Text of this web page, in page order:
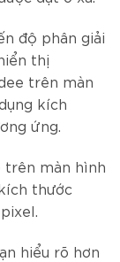
độ phân giải
thị
trên màn
kích
ứng.
trên màn hình
thước
hiểu rõ hơn